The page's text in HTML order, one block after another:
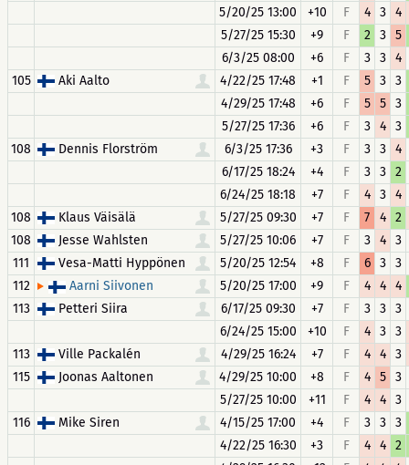
5/20/25 13:00
+10 F 4 3
4
5/27/25 15:30
+9 F 2 3
5
6/3/25 08:00
+6 F 3 3
4
105
Aki Aalto 4/22/25 17:48 +1 F 5 3
3
4/29/25 17:48
+6 F 5 5
3
5/27/25 17:36
+6 F 3 4
3
108
Dennis Florström 6/3/25 17:36 +3 F 3 3
4
6/17/25 18:24
+4 F 3 3
2
6/24/25 18:18
+7 F 4 3
4
108
Klaus Väisälä 5/27/25 09:30 +7 F 7 4
2
108
Jesse Wahlsten 5/27/25 10:06 +7 F 3 4
3
111
Vesa-Matti Hyppönen 5/20/25 12:54 +8 F 6 3
3
112
Aarni Siivonen 5/20/25 17:00 +9 F 4 4
4
113
Petteri Siira 6/17/25 09:30 +7 F 3 3
3
6/24/25 15:00
+10 F 4 3
3
113
Ville Packalén 4/29/25 16:24 +7 F 4 4
3
115
Joonas Aaltonen 4/29/25 10:00 +8 F 4 5
3
5/27/25 10:00
+11 F 4 4
3
116
Mike Siren 4/15/25 17:00 +4 F 3 3
3
4/22/25 16:30
+3 F 4 4
2